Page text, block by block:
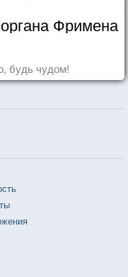
Фримена
будь чудом!